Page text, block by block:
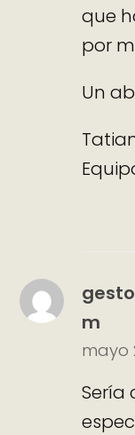
que
por
Un
m
mayo
Sería